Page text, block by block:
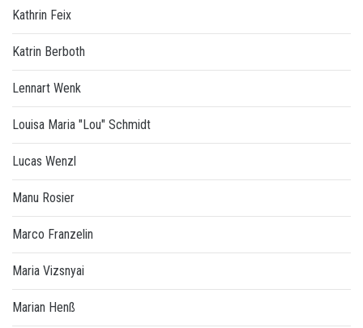
Kathrin Feix
Katrin Berboth
Lennart Wenk
Louisa Maria "Lou" Schmidt
Lucas Wenzl
Manu Rosier
Marco Franzelin
Maria Vizsnyai
Marian Henß